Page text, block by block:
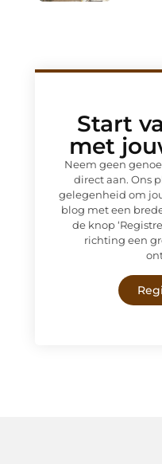
Start
met
Neem geen
direct aan. Ons
gelegenheid om
blog met een
de knop
richting een